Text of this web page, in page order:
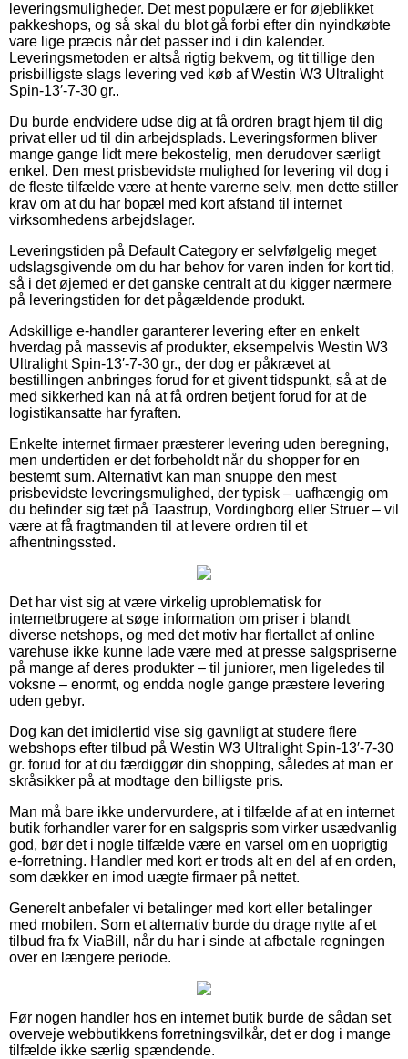
leveringsmuligheder. Det mest populære er for øjeblikket
pakkeshops, og så skal du blot gå forbi efter din nyindkøbte
vare lige præcis når det passer ind i din kalender.
Leveringsmetoden er altså rigtig bekvem, og tit tillige den
prisbilligste slags levering ved køb af Westin W3 Ultralight
Spin-13′-7-30 gr..
Du burde endvidere udse dig at få ordren bragt hjem til dig
privat eller ud til din arbejdsplads. Leveringsformen bliver
mange gange lidt mere bekostelig, men derudover særligt
enkel. Den mest prisbevidste mulighed for levering vil dog i
de fleste tilfælde være at hente varerne selv, men dette stiller
krav om at du har bopæl med kort afstand til internet
virksomhedens arbejdslager.
Leveringstiden på Default Category er selvfølgelig meget
udslagsgivende om du har behov for varen inden for kort tid,
så i det øjemed er det ganske centralt at du kigger nærmere
på leveringstiden for det pågældende produkt.
Adskillige e-handler garanterer levering efter en enkelt
hverdag på massevis af produkter, eksempelvis Westin W3
Ultralight Spin-13′-7-30 gr., der dog er påkrævet at
bestillingen anbringes forud for et givent tidspunkt, så at de
med sikkerhed kan nå at få ordren betjent forud for at de
logistikansatte har fyraften.
Enkelte internet firmaer præsterer levering uden beregning,
men undertiden er det forbeholdt når du shopper for en
bestemt sum. Alternativt kan man snuppe den mest
prisbevidste leveringsmulighed, der typisk – uafhængig om
du befinder sig tæt på Taastrup, Vordingborg eller Struer – vil
være at få fragtmanden til at levere ordren til et
afhentningssted.
Det har vist sig at være virkelig uproblematisk for
internetbrugere at søge information om priser i blandt
diverse netshops, og med det motiv har flertallet af online
varehuse ikke kunne lade være med at presse salgspriserne
på mange af deres produkter – til juniorer, men ligeledes til
voksne – enormt, og endda nogle gange præstere levering
uden gebyr.
Dog kan det imidlertid vise sig gavnligt at studere flere
webshops efter tilbud på Westin W3 Ultralight Spin-13′-7-30
gr. forud for at du færdiggør din shopping, således at man er
skråsikker på at modtage den billigste pris.
Man må bare ikke undervurdere, at i tilfælde af at en internet
butik forhandler varer for en salgspris som virker usædvanlig
god, bør det i nogle tilfælde være en varsel om en uoprigtig
e-forretning. Handler med kort er trods alt en del af en orden,
som dækker en imod uægte firmaer på nettet.
Generelt anbefaler vi betalinger med kort eller betalinger
med mobilen. Som et alternativ burde du drage nytte af et
tilbud fra fx ViaBill, når du har i sinde at afbetale regningen
over en længere periode.
Før nogen handler hos en internet butik burde de sådan set
overveje webbutikkens forretningsvilkår, det er dog i mange
tilfælde ikke særlig spændende.